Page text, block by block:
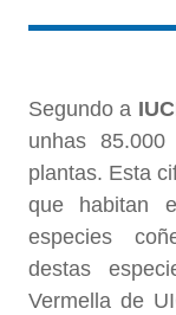
Segundo a
unhas
plantas. Esta
que habitan
especies
destas
Vermella de